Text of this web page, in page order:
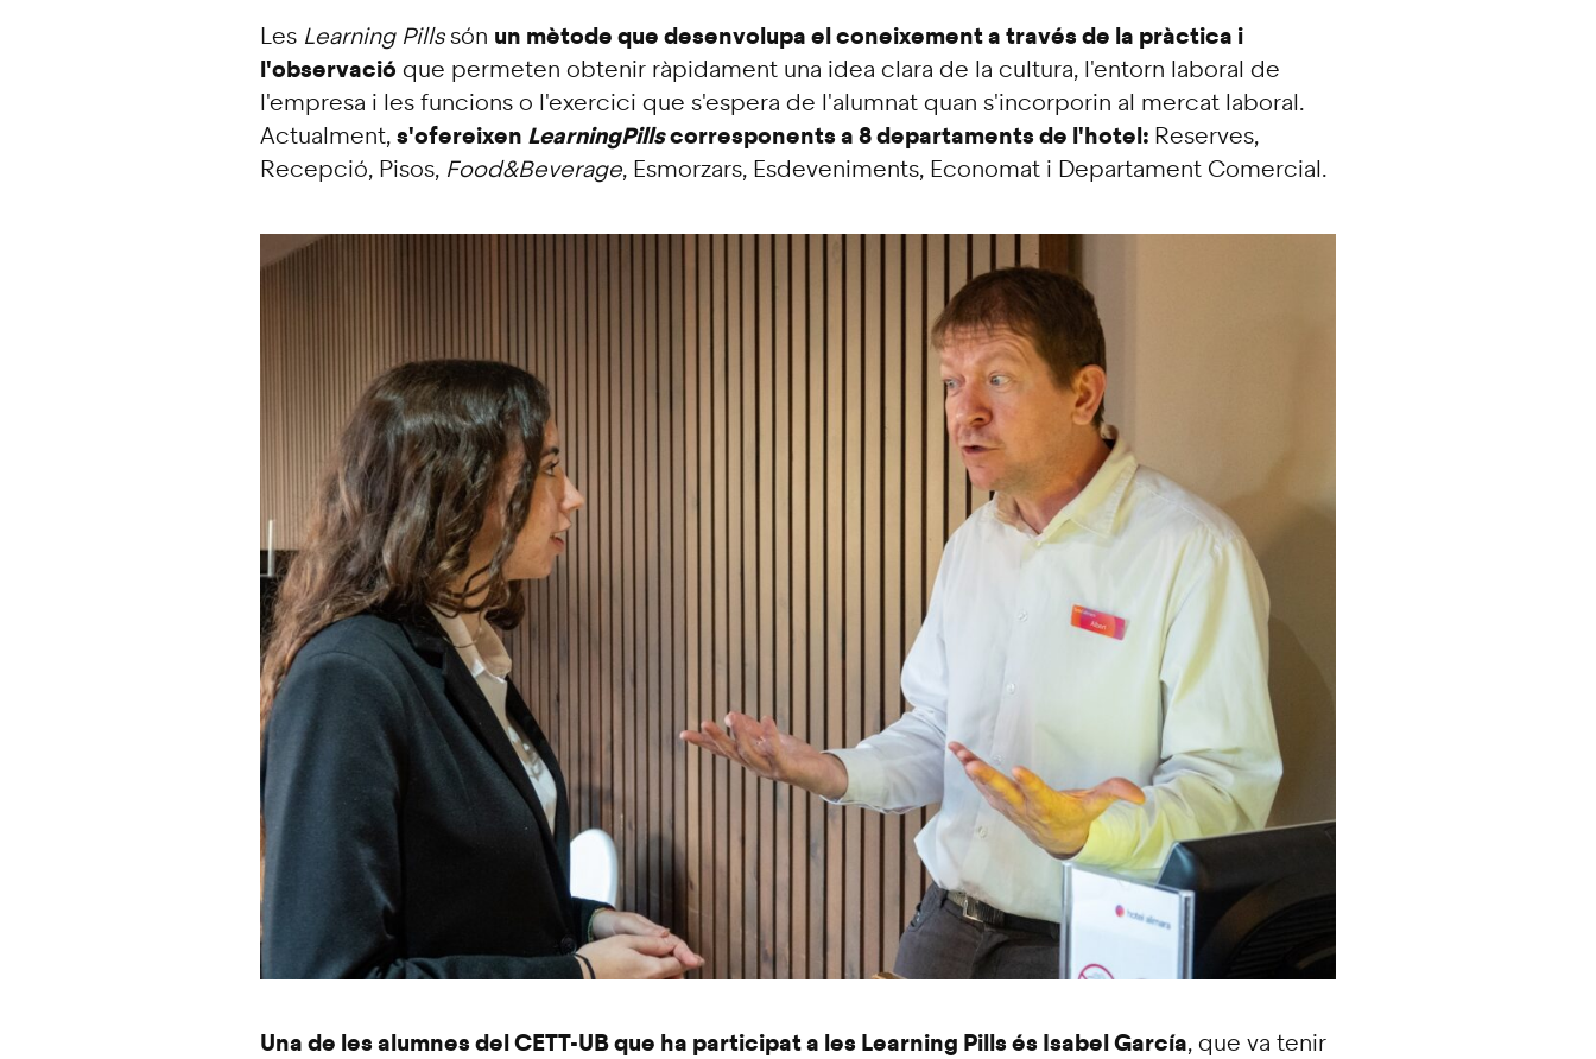
Les Learning Pillssón un mètode que desenvolupa el coneixement a través de la pràctica i
l'observació que permeten obtenir ràpidament una idea clara de la cultura, l'entorn laboral de
l'empresa i les funcions o l'exercici que s'espera de l'alumnat quan s'incorporin al mercat laboral.
Actualment, s'ofereixen LearningPillscorresponents a 8 departaments de l'hotel: Reserves,
Recepció, Pisos, Food&Beverage, Esmorzars, Esdeveniments, Economat i Departament Comercial.
Una de les alumnes del CETT-UB que ha participat a les Learning Pills és Isabel García, que va tenir